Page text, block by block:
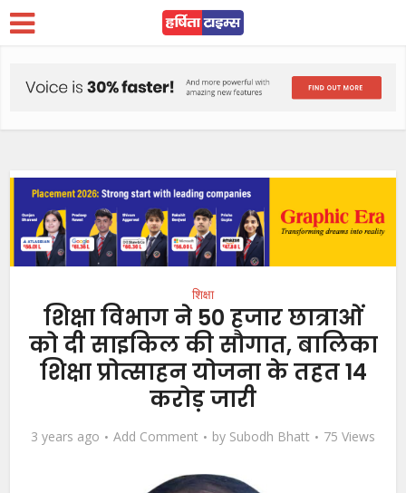
शिक्षा
शिक्षा विभाग ने 50 हजार छात्राओं
को दी साइकिल की सौगात, बालिका
शिक्षा प्रोत्साहन योजना के तहत 14
करोड़ जारी
3 years ago Add Comment by Subodh Bhatt 75 Views